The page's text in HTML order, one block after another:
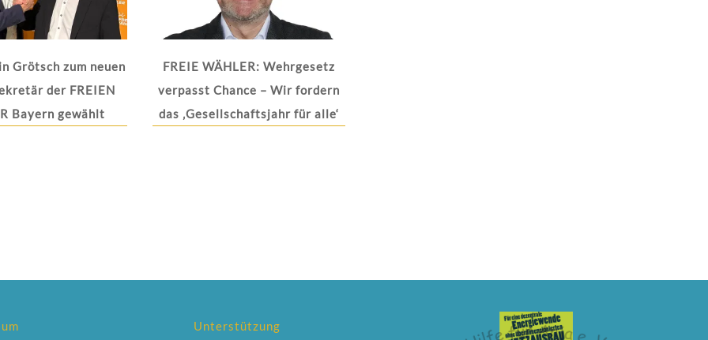
Grötsch zum neuen
der FREIEN
Bayern gewählt
FREIE WÄHLER: Wehrgesetz
verpasst Chance – Wir fordern
das ‚Gesellschaftsjahr für alle‘
Unterstützung